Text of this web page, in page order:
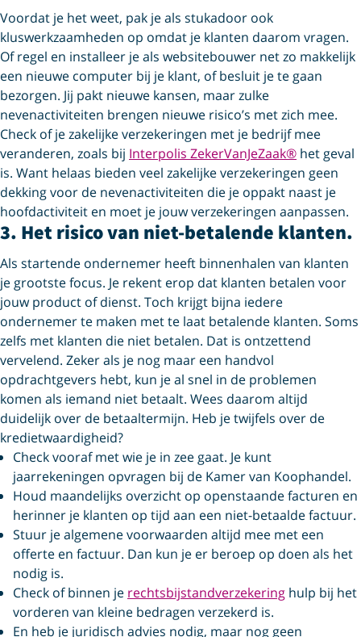
Voordat je het weet, pak je als stukadoor ook
kluswerkzaamheden op omdat je klanten daarom vragen.
Of regel en installeer je als websitebouwer net zo makkelijk
een nieuwe computer bij je klant, of besluit je te gaan
bezorgen. Jij pakt nieuwe kansen, maar zulke
nevenactiviteiten brengen nieuwe risico’s met zich mee.
Check of je zakelijke verzekeringen met je bedrijf mee
veranderen, zoals bij Interpolis ZekerVanJeZaak® het geval
is. Want helaas bieden veel zakelijke verzekeringen geen
dekking voor de nevenactiviteiten die je oppakt naast je
hoofdactiviteit en moet je jouw verzekeringen aanpassen.
3. Het risico van niet-betalende klanten.
Als startende ondernemer heeft binnenhalen van klanten
je grootste focus. Je rekent erop dat klanten betalen voor
jouw product of dienst. Toch krijgt bijna iedere
ondernemer te maken met te laat betalende klanten. Soms
zelfs met klanten die niet betalen. Dat is ontzettend
vervelend. Zeker als je nog maar een handvol
opdrachtgevers hebt, kun je al snel in de problemen
komen als iemand niet betaalt. Wees daarom altijd
duidelijk over de betaaltermijn. Heb je twijfels over de
kredietwaardigheid?
Check vooraf met wie je in zee gaat. Je kunt
jaarrekeningen opvragen bij de Kamer van Koophandel.
Houd maandelijks overzicht op openstaande facturen en
herinner je klanten op tijd aan een niet-betaalde factuur.
Stuur je algemene voorwaarden altijd mee met een
offerte en factuur. Dan kun je er beroep op doen als het
nodig is.
Check of binnen je rechtsbijstandverzekering hulp bij het
vorderen van kleine bedragen verzekerd is.
En heb je juridisch advies nodig, maar nog geen